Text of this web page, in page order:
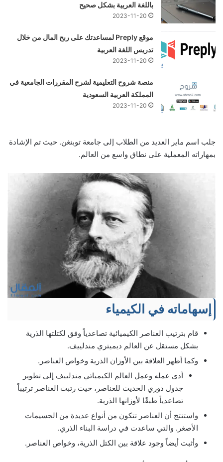
باللغة العربية بشكل صحيح
2023-11-20
موقع Preply لمساعدتك على ربح المال من خلال
تدريس اللغة العربية
2023-11-20
منصة شروح التعليمية لشرح المقررات الجامعية في
المملكة العربية السعودية
2023-11-20
جلب اسم ماير العديد من الطلاب إلى جامعة توبنغن. حيث تم الإشادة
بمهاراته المعملية على نطاق واسع من العالم.
إسهاماته في الكيمياء
قام بترتيب العناصر الكيميائية تصاعدياً وفق لكتلتها الذرية
بشكل مستقل عن العالم ديميتري مندلييف.
وكما أظهر العلاقة بين الأوزان الذرية وخواص العناصر.
أدى عمله وعمل العالم الكيميائي مندلييف إلى تطوير
جدول دوري الحديث للعناصر، حيث رتبت العناصر ترتيباً
تصاعدياً طبقًا لأوزانها الذرية.
واستنتج أن العناصر تتكون من أنواع عديدة من الجسيمات
الأصغر. والتي ساعدت في دراسة البناء الذري.
وأثبت أيضاً وجود علاقة بين الكتل الذرية، وخواص العناصر.